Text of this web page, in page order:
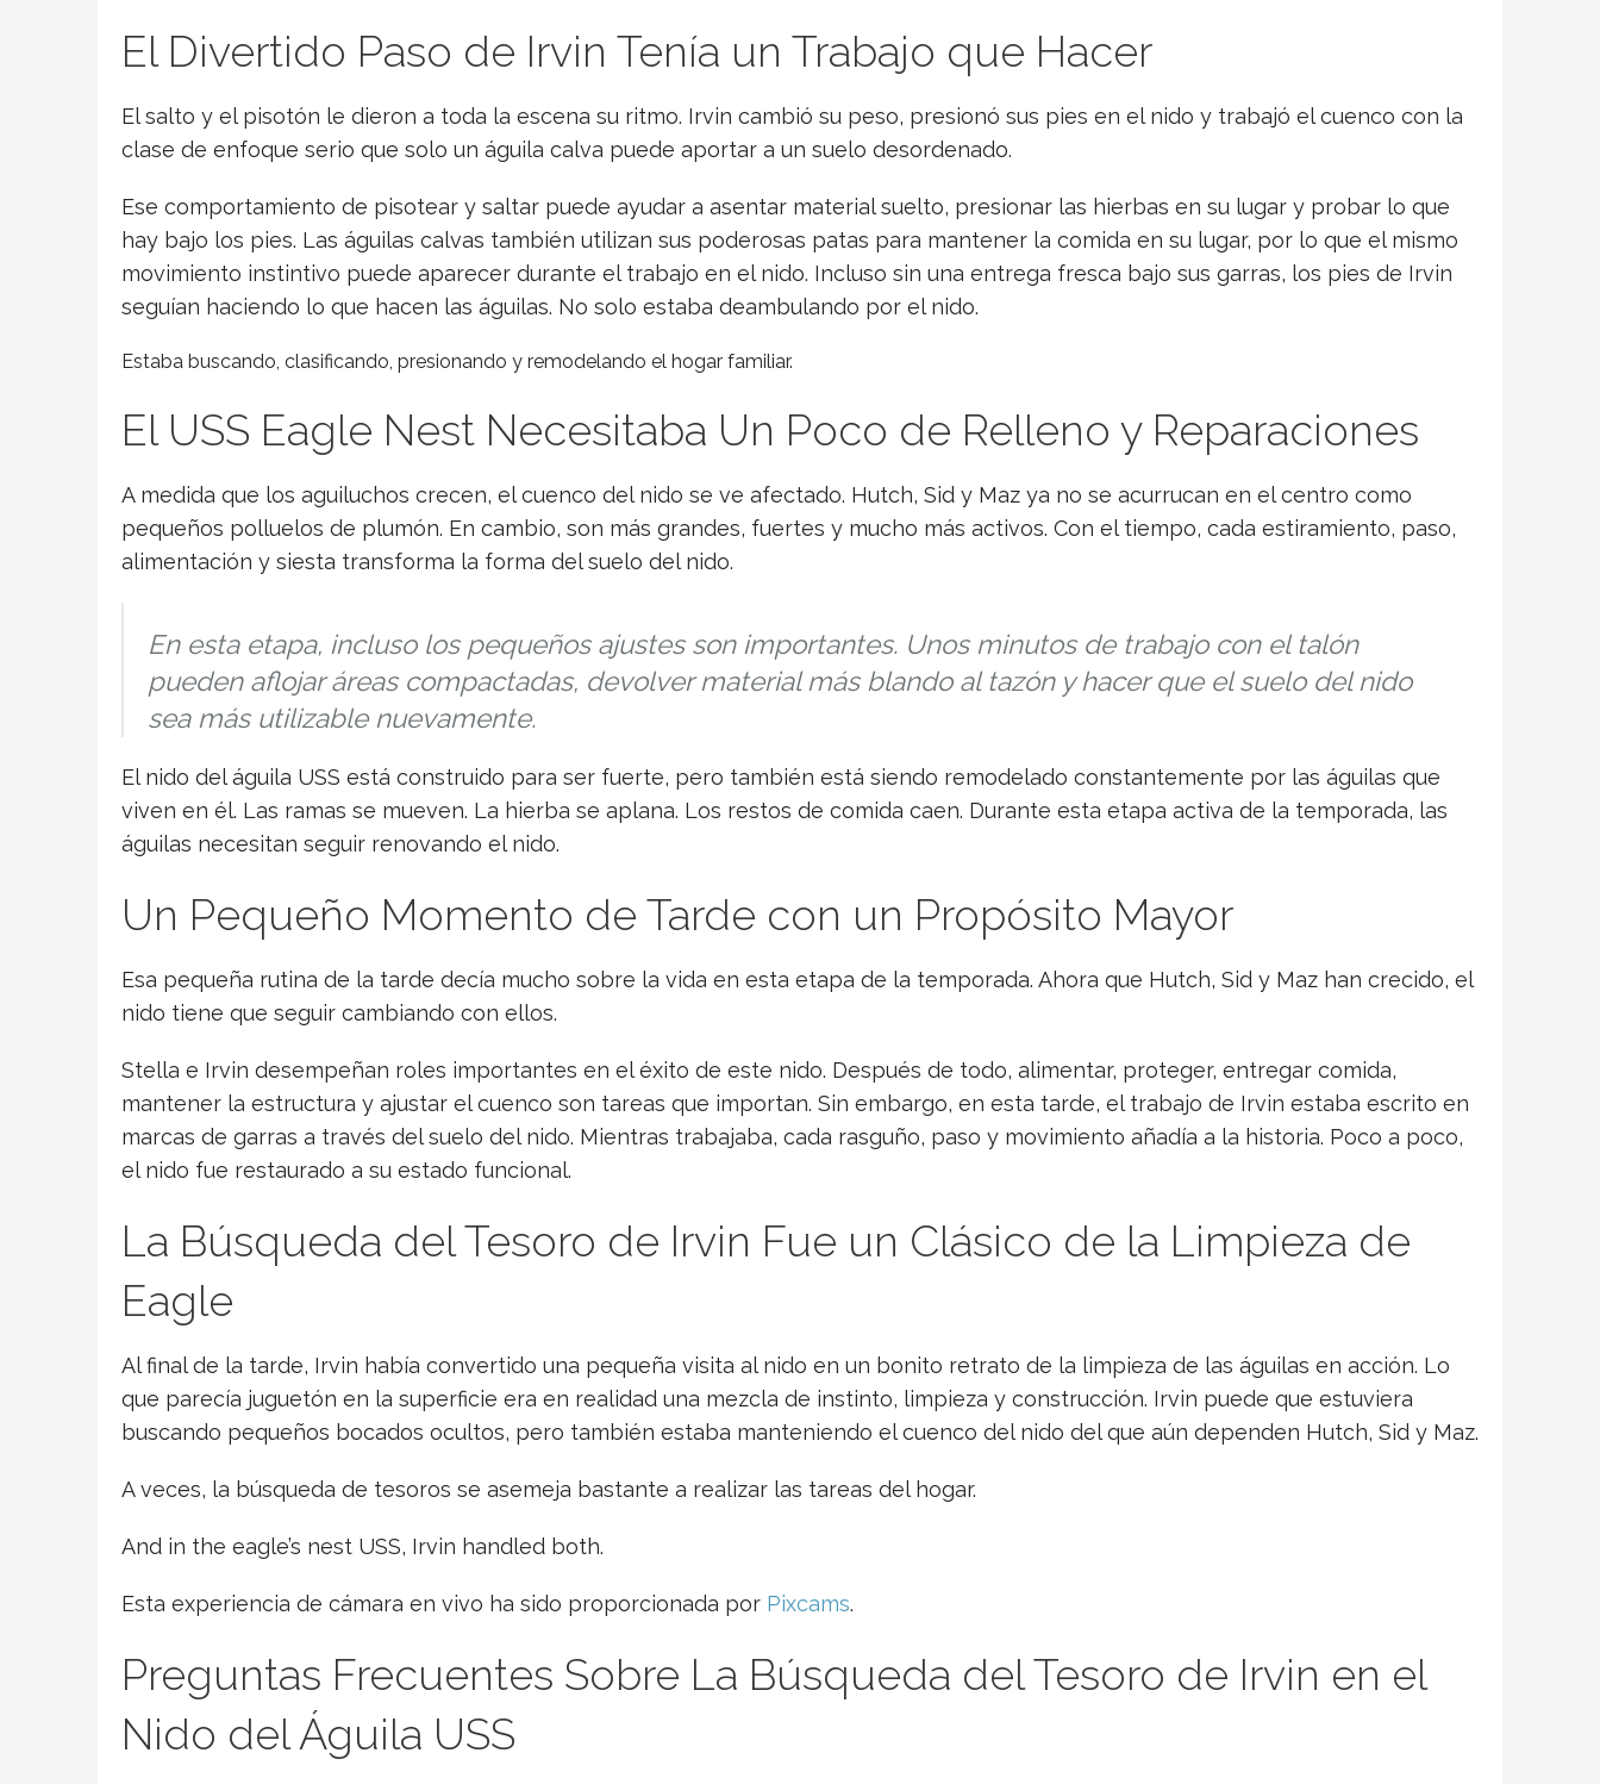
El Divertido Paso de Irvin Tenía un Trabajo que Hacer
El salto y el pisotón le dieron a toda la escena su ritmo. Irvin cambió su peso, presionó sus pies en el nido y trabajó el cuenco con la
clase de enfoque serio que solo un águila calva puede aportar a un suelo desordenado.
Ese comportamiento de pisotear y saltar puede ayudar a asentar material suelto, presionar las hierbas en su lugar y probar lo que
hay bajo los pies. Las águilas calvas también utilizan sus poderosas patas para mantener la comida en su lugar, por lo que el mismo
movimiento instintivo puede aparecer durante el trabajo en el nido. Incluso sin una entrega fresca bajo sus garras, los pies de Irvin
seguían haciendo lo que hacen las águilas. No solo estaba deambulando por el nido.
Estaba buscando, clasificando, presionando y remodelando el hogar familiar.
El USS Eagle Nest Necesitaba Un Poco de Relleno y Reparaciones
A medida que los aguiluchos crecen, el cuenco del nido se ve afectado. Hutch, Sid y Maz ya no se acurrucan en el centro como
pequeños polluelos de plumón. En cambio, son más grandes, fuertes y mucho más activos. Con el tiempo, cada estiramiento, paso,
alimentación y siesta transforma la forma del suelo del nido.
En esta etapa, incluso los pequeños ajustes son importantes. Unos minutos de trabajo con el talón
pueden aflojar áreas compactadas, devolver material más blando al tazón y hacer que el suelo del nido
sea más utilizable nuevamente.
El nido del águila USS está construido para ser fuerte, pero también está siendo remodelado constantemente por las águilas que
viven en él. Las ramas se mueven. La hierba se aplana. Los restos de comida caen. Durante esta etapa activa de la temporada, las
águilas necesitan seguir renovando el nido.
Un Pequeño Momento de Tarde con un Propósito Mayor
Esa pequeña rutina de la tarde decía mucho sobre la vida en esta etapa de la temporada. Ahora que Hutch, Sid y Maz han crecido, el
nido tiene que seguir cambiando con ellos.
Stella e Irvin desempeñan roles importantes en el éxito de este nido. Después de todo, alimentar, proteger, entregar comida,
mantener la estructura y ajustar el cuenco son tareas que importan. Sin embargo, en esta tarde, el trabajo de Irvin estaba escrito en
marcas de garras a través del suelo del nido. Mientras trabajaba, cada rasguño, paso y movimiento añadía a la historia. Poco a poco,
el nido fue restaurado a su estado funcional.
La Búsqueda del Tesoro de Irvin Fue un Clásico de la Limpieza de
Eagle
Al final de la tarde, Irvin había convertido una pequeña visita al nido en un bonito retrato de la limpieza de las águilas en acción. Lo
que parecía juguetón en la superficie era en realidad una mezcla de instinto, limpieza y construcción. Irvin puede que estuviera
buscando pequeños bocados ocultos, pero también estaba manteniendo el cuenco del nido del que aún dependen Hutch, Sid y Maz.
A veces, la búsqueda de tesoros se asemeja bastante a realizar las tareas del hogar.
And in the eagle’s nest USS, Irvin handled both.
Esta experiencia de cámara en vivo ha sido proporcionada por Pixcams.
Preguntas Frecuentes Sobre La Búsqueda del Tesoro de Irvin en el
Nido del Águila USS